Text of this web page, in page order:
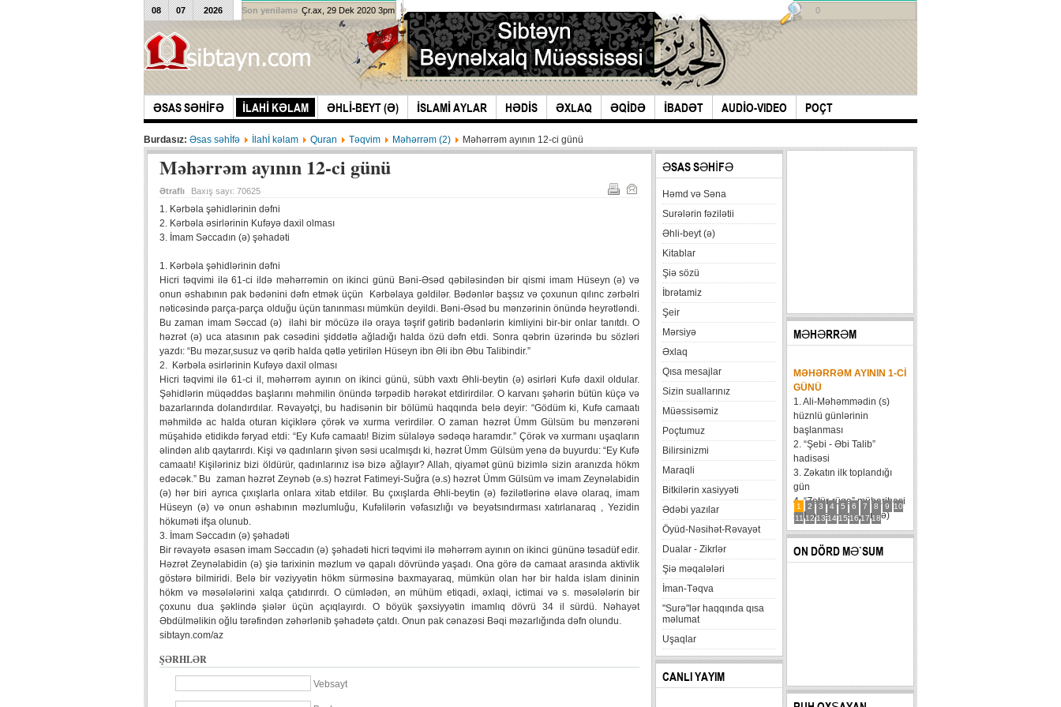
ƏSAS SƏHİFƏ İLAHİ KƏLAM ƏHLİ-BEYT (Ə) İSLAMİ AYLAR HƏDİS ƏXLAQ ƏQİDƏ İBADƏT AUDİO-VIDEO POÇT
08 07 2026 Son yeniləmə Çr.ax, 29 Dek 2020 3pm 0
Burdasız: Əsas səhİfə İlahİ kəlam Quran Təqvim Məhərrəm (2) Məhərrəm ayının 12-ci günü
Məhərrəm ayının 12-ci günü
Ətraflı Baxış sayı: 70625
1. Kərbəla şəhidlərinin dəfni
2. Kərbəla əsirlərinin Kufəyə daxil olması
3. İmam Səccadın (ə) şəhadəti
1. Kərbəla şəhidlərinin dəfni
Hicri təqvimi ilə 61-ci ildə məhərrəmin on ikinci günü Bəni-Əsəd qəbiləsindən bir qismi imam Hüseyn (ə) və
onun əshabının pak bədənini dəfn etmək üçün Kərbəlaya gəldilər. Bədənlər başsız və çoxunun qılınc zərbəlri
nəticəsində parça-parça olduğu üçün tanınması mümkün deyildi. Bəni-Əsəd bu mənzərinin önündə heyrətləndi.
Bu zaman imam Səccad (ə) ilahi bir möcüzə ilə oraya təşrif gətirib bədənlərin kimliyini bir-bir onlar tanıtdı. O
həzrət (ə) uca atasının pak cəsədini şiddətlə ağladığı halda özü dəfn etdi. Sonra qəbrin üzərində bu sözləri
yazdı: “Bu məzar,susuz və qərib halda qətlə yetirilən Hüseyn ibn Əli ibn Əbu Talibindir.”
2. Kərbəla əsirlərinin Kufəyə daxil olması
Hicri təqvimi ilə 61-ci il, məhərrəm ayının on ikinci günü, sübh vaxtı Əhli-beytin (ə) əsirləri Kufə daxil oldular.
Şəhidlərin müqəddəs başlarını məhmilin önündə tərpədib hərəkət etdirirdilər. O karvanı şəhərin bütün küçə və
bazarlarında dolandırdılar. Rəvayətçi, bu hadisənin bir bölümü haqqında belə deyir: “Gödüm ki, Kufə camaatı
məhmildə ac halda oturan kiçiklərə çörək və xurma verirdilər. O zaman həzrət Ümm Gülsüm bu mənzərəni
müşahidə etidikdə fəryad etdi: “Ey Kufə camaatı! Bizim sülaləyə sədəqə haramdır.” Çörək və xurmanı uşaqların
əlindən alıb qaytarırdı. Kişi və qadınların şivən səsi ucalmışdı ki, həzrət Ümm Gülsüm yenə də buyurdu: “Ey Kufə
camaatı! Kişiləriniz bizi öldürür, qadınlarınız isə bizə ağlayır? Allah, qiyamət günü bizimlə sizin aranızda hökm
edəcək.” Bu zaman həzrət Zeynəb (ə.s) həzrət Fatimeyi-Suğra (ə.s) həzrət Ümm Gülsüm və imam Zeynəlabidin
(ə) hər biri ayrıca çıxışlarla onlara xitab etdilər. Bu çıxışlarda Əhli-beytin (ə) fəzilətlərinə əlavə olaraq, imam
Hüseyn (ə) və onun əshabının məzlumluğu, Kufəlilərin vəfasızlığı və beyətsındırması xatırlanaraq , Yezidin
hökuməti ifşa olunub.
3. İmam Səccadın (ə) şəhadəti
Bir rəvayətə əsasən imam Səccadın (ə) şəhadəti hicri təqvimi ilə məhərrəm ayının on ikinci gününə təsadüf edir.
Həzrət Zeynəlabidin (ə) şiə tarixinin məzlum və qapalı dövründə yaşadı. Ona görə də camaat arasında aktivlik
göstərə bilmiridi. Belə bir vəziyyətin hökm sürməsinə baxmayaraq, mümkün olan hər bir halda islam dininin
hökm və məsələlərini xalqa çatıdırırdı. O cümlədən, ən mühüm etiqadi, əxlaqi, ictimai və s. məsələlərin bir
çoxunu dua şəklində şiələr üçün açıqlayırdı. O böyük şəxsiyyətin imamlıq dövrü 34 il sürdü. Nəhayət
Əbdülməlikin oğlu tərəfindən zəhərlənib şəhadətə çatdı. Onun pak cənazəsi Bəqi məzarlığında dəfn olundu.
sibtayn.com/az
ŞƏRHLƏR
Vebsayt
ƏSAS SƏHİFƏ
Həmd və Səna
Surələrin fəzilətii
Əhli-beyt (ə)
Kitablar
Şiə sözü
İbrətamiz
Şeir
Mərsiyə
Əxlaq
Qısa mesajlar
Sizin suallarınız
Müəssisəmiz
Poçtumuz
Bilirsinizmi
Maraqli
Bitkilərin xasiyyəti
Ədəbi yazılar
Öyüd-Nəsihət-Rəvayət
Dualar - Zikrlər
Şiə məqalələri
İman-Təqva
"Surə"lər haqqında qısa
məlumat
Uşaqlar
CANLI YAYIM
MƏHƏRRƏM
1 2 3 4 5 6 7 8 9
10
11 12 13 14 15 16 17 18
MƏHƏRRƏM AYININ 1-CI
GÜNÜ
1. Ali-Məhəmmədin (s)
hüznlü günlərinin
başlanması
2. “Şebi - Əbi Talib”
hadisəsi
3. Zəkatın ilk toplandığı
gün
4. “Zatür-rüqa” müharibəsi
5. Həzrət Hüseynin (ə)
karvanının Bəni Məqatilin
qəsrinə çatması
6....
ON DÖRD MƏ`SUM